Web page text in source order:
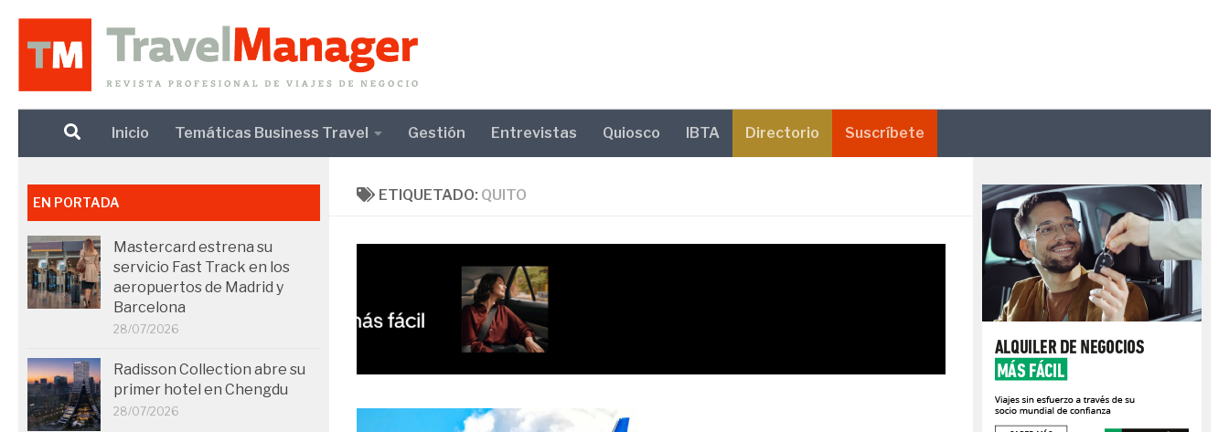
Debajo del contenido
Inicio Temáticas Business Travel Gestión Entrevistas Quiosco IBTA Directorio Suscríbete
ETIQUETADO: QUITO
EN PORTADA
Mastercard estrena su
servicio Fast Track en los
aeropuertos de Madrid y
Barcelona
28/07/2026
Radisson Collection abre su
primer hotel en Chengdu
28/07/2026